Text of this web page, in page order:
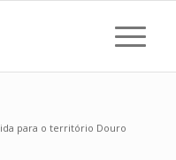
para o território Douro